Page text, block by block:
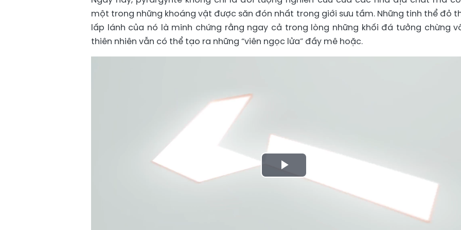
một trong những khoáng vật được săn đón nhất trong giới sưu tầm. Những tinh thể đỏ
lấp lánh của nó là minh chứng rằng ngay cả trong lòng những khối đá tưởng chừng
thiên nhiên vẫn có thể tạo ra những “viên ngọc lửa” đầy mê hoặc.
Play